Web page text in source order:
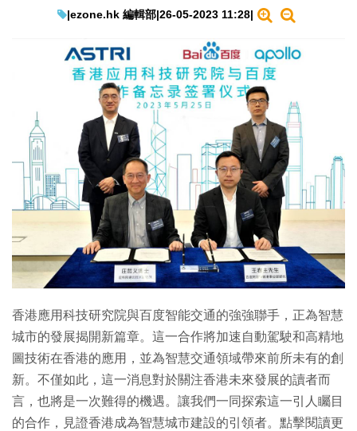
|ezone.hk 編輯部|26-05-2023 11:28|
香港應用科技研究院與百度智能交通的強強聯手，正為智慧
城市的發展揭開新篇章。這一合作將加速自動駕駛和高精地
圖技術在香港的應用，並為智慧交通領域帶來前所未有的創
新。不僅如此，這一消息對於關注香港未來發展的讀者而
言，也將是一次難得的機遇。讓我們一同探索這一引人矚目
的合作，見證香港成為智慧城市建設的引領者。點擊閱讀更